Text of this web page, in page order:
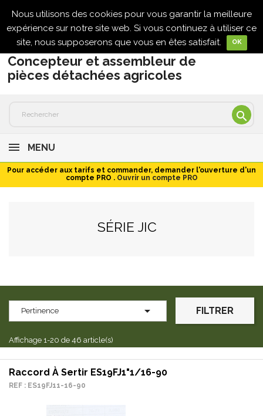
Nous utilisons des cookies pour vous garantir la meilleure
expérience sur notre site web. Si vous continuez à utiliser ce
site, nous supposerons que vous en êtes satisfait.
OK

Concepteur et assembleur de
pièces détachées agricoles

MENU
Pour accéder aux tarifs et commander, demander l'ouverture d'un
compte PRO .Ouvrir un compte PRO
SÉRIE JIC
Pertinence  FILTRER
Affichage 1-20 de 46 article(s)
Raccord À Sertir ES19FJ1"1/16-90
REF : ES19FJ11-16-90